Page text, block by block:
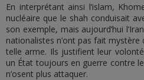
En interprétant ainsi l’islam,
nucléaire que le shah conduisait
son exemple, mais aujourd’hui
nationalistes n’ont pas fait mystère
telle arme. Ils justifient leur
un État toujours en guerre contre
n’osent plus attaquer.